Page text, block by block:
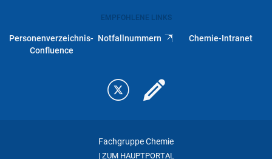
EMPFOHLENE LINKS
Personenverzeichnis-
Confluence
Notfallnummern Chemie-Intranet
Fachgruppe Chemie
ZUM HAUPTPORTAL